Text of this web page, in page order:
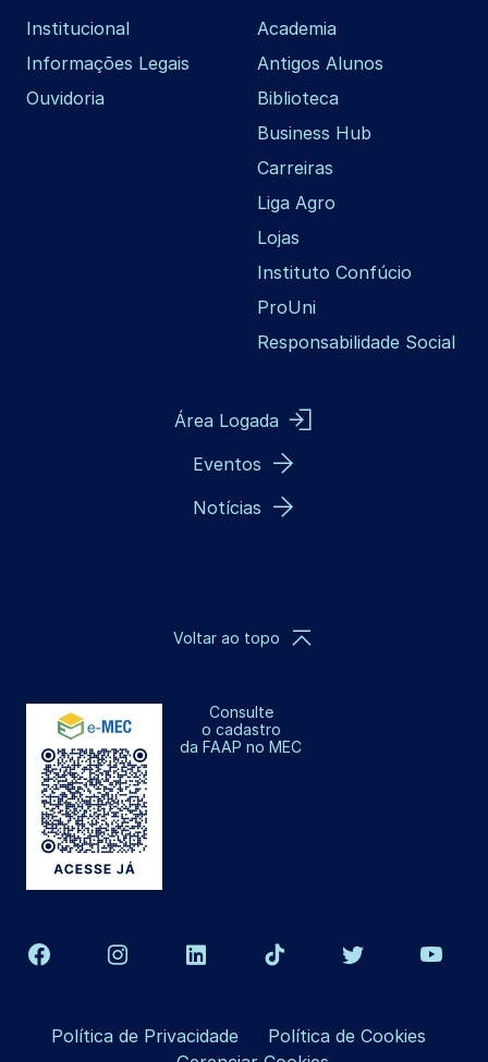
Institucional
Informações Legais
Ouvidoria
Academia
Antigos Alunos
Biblioteca
Business Hub
Carreiras
Liga Agro
Lojas
Instituto Confúcio
ProUni
Responsabilidade Social
Área Logada
Eventos
Notícias
Consulte
o cadastro
da FAAP no MEC
Voltar ao topo
Política de Privacidade
Política de Cookies